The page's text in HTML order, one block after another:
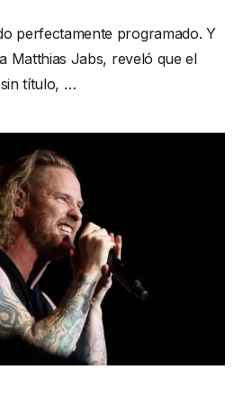
perfectamente programado. Y
Matthias Jabs, reveló que el
título, …